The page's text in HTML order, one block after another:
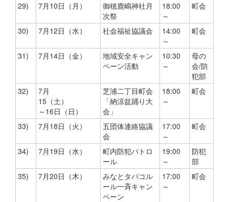
29) 7月10日（月）
御穂鹿嶋神社月
次祭
18:00
～
町会
30) 7月12日（水） 社会福祉協議会
14:00
～
町会
31) 7月14日（金）
地域安全キャン
ペーン活動
10:30
～
母の
会/防
犯部
32)
7月
15（土）
～16日（日）
芝浦二丁目町会
「納涼盆踊り大
会」
18:00
～
町会
33) 7月18日（火）
五団体連絡協議
会
17:00
～
町会
34) 7月19日（水）
町内防犯パトロ
ール
19:00
～
防犯
部
35)
7月20日（木）
みなとタバコル
ール一斉キャン
ペーン
17:00
～
町会